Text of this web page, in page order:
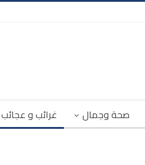
صحة وجمال غرائب و عجائب